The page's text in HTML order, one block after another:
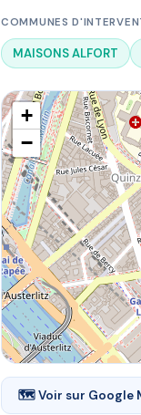
COMMUNES
MAISONS ALFORT
+
−
🗺 Voir sur Google